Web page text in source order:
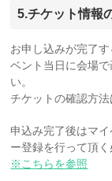
5.チケット情報
お申し込みが完了
ベント当日に会場
い。
チケットの確認方法
申込み完了後はマ
ー登録を行って頂く
※こちらを参照